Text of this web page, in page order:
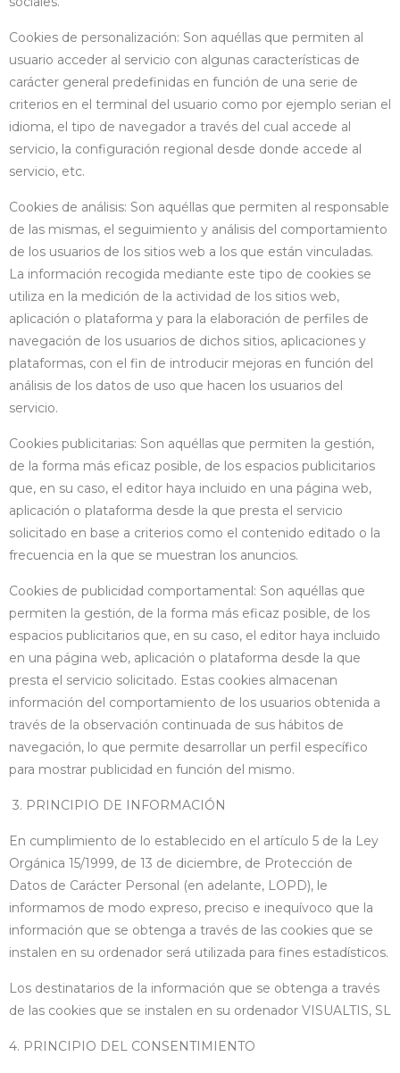
Cookies de personalización: Son aquéllas que permiten al
usuario acceder al servicio con algunas características de
carácter general predefinidas en función de una serie de
criterios en el terminal del usuario como por ejemplo serian el
idioma, el tipo de navegador a través del cual accede al
servicio, la configuración regional desde donde accede al
servicio, etc.
Cookies de análisis: Son aquéllas que permiten al responsable
de las mismas, el seguimiento y análisis del comportamiento
de los usuarios de los sitios web a los que están vinculadas.
La información recogida mediante este tipo de cookies se
utiliza en la medición de la actividad de los sitios web,
aplicación o plataforma y para la elaboración de perfiles de
navegación de los usuarios de dichos sitios, aplicaciones y
plataformas, con el fin de introducir mejoras en función del
análisis de los datos de uso que hacen los usuarios del
servicio.
Cookies publicitarias: Son aquéllas que permiten la gestión,
de la forma más eficaz posible, de los espacios publicitarios
que, en su caso, el editor haya incluido en una página web,
aplicación o plataforma desde la que presta el servicio
solicitado en base a criterios como el contenido editado o la
frecuencia en la que se muestran los anuncios.
Cookies de publicidad comportamental: Son aquéllas que
permiten la gestión, de la forma más eficaz posible, de los
espacios publicitarios que, en su caso, el editor haya incluido
en una página web, aplicación o plataforma desde la que
presta el servicio solicitado. Estas cookies almacenan
información del comportamiento de los usuarios obtenida a
través de la observación continuada de sus hábitos de
navegación, lo que permite desarrollar un perfil específico
para mostrar publicidad en función del mismo.
3. PRINCIPIO DE INFORMACIÓN
En cumplimiento de lo establecido en el artículo 5 de la Ley
Orgánica 15/1999, de 13 de diciembre, de Protección de
Datos de Carácter Personal (en adelante, LOPD), le
informamos de modo expreso, preciso e inequívoco que la
información que se obtenga a través de las cookies que se
instalen en su ordenador será utilizada para fines estadísticos.
Los destinatarios de la información que se obtenga a través
de las cookies que se instalen en su ordenador VISUALTIS, SL
4. PRINCIPIO DEL CONSENTIMIENTO